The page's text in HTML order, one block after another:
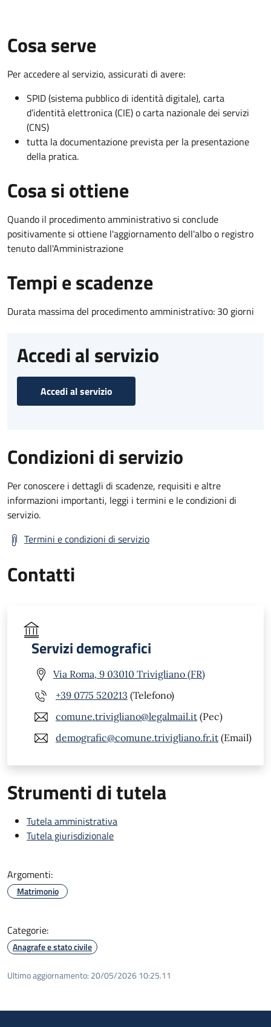
Cosa serve
Per accedere al servizio, assicurati di avere:
SPID (sistema pubblico di identità digitale), carta
d’identità elettronica (CIE) o carta nazionale dei servizi
(CNS)
tutta la documentazione prevista per la presentazione
della pratica.
Cosa si ottiene
Quando il procedimento amministrativo si conclude
positivamente si ottiene l'aggiornamento dell'albo o registro
tenuto dall'Amministrazione
Tempi e scadenze
Durata massima del procedimento amministrativo: 30 giorni
Accedi al servizio
Accedi al servizio
Condizioni di servizio
Per conoscere i dettagli di scadenze, requisiti e altre
informazioni importanti, leggi i termini e le condizioni di
servizio.
Termini e condizioni di servizio
Contatti
Servizi demografici
Via Roma, 9 03010 Trivigliano (FR)
+39 0775 520213 (Telefono)
comune.trivigliano@legalmail.it (Pec)
demografic@comune.trivigliano.fr.it (Email)
Strumenti di tutela
Tutela amministrativa
Tutela giurisdizionale
Argomenti:
Matrimonio
Categorie:
Anagrafe e stato civile
Ultimo aggiornamento: 20/05/2026 10:25.11